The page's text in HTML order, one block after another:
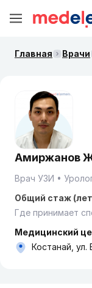
Главная Врачи
Амиржанов
Врач УЗИ
Общий стаж
Где принимает
Медицинский
Костанай, ул.